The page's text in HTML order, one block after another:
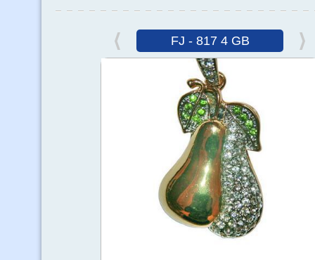
FJ - 817 4 GB